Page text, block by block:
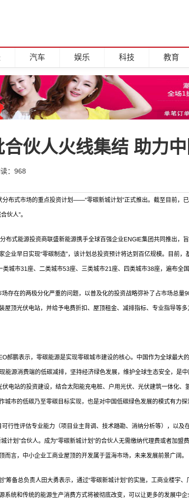
汽车 娱乐 科技 教育
伙人火线集结 助力
：968
布式市场的重点投资计划——“零碳新城计划”正式推出。截至目前，
伙人”。
布式能源投资商联盛新能源携手全球百强企业ENGIE集团共同推出，
企业早日实现“零碳制造”，该计划总投资预计将达到百亿规模。目前
类城市31座、二类城市53座、三类城市21座、四类城市38座，遍布全国
存在的两极分化严重的问题，以普及化的投资战略弥补了占市场总量
屋顶光伏电站，并给予电费折扣、屋顶租金、减排指标、专业指导等
郝鹏表示，零碳能源是实现零碳城市建设的核心。中国作为全球最大
能源消费端的低碳减排，坚持经济绿色发展，维护全球生态安全，是
电站的投资建设，结合太阳能充电桩、户用光伏、光伏建筑一体化、
城市的低碳乃至零碳目标实现，也是对中国低碳绿色发展的模式有力探
行性评估专业能力（项目业主背调、技术踏勘、消纳分析等），以及
计划”合伙人。成为“零碳新城计划”的合伙人无需缴纳代理费或者加盟
言，中小企业工商业屋顶的开发属于蓝海市场，未来发展前景广阔。
备总负责人田大勇表示，通过“零碳新城计划”的实施，工商业楼宇
系统和传统的能源生产消费方式将被彻底改变，可以让更多的发展中企